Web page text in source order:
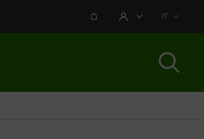
NOTIFICHEAREA UTENTEIT